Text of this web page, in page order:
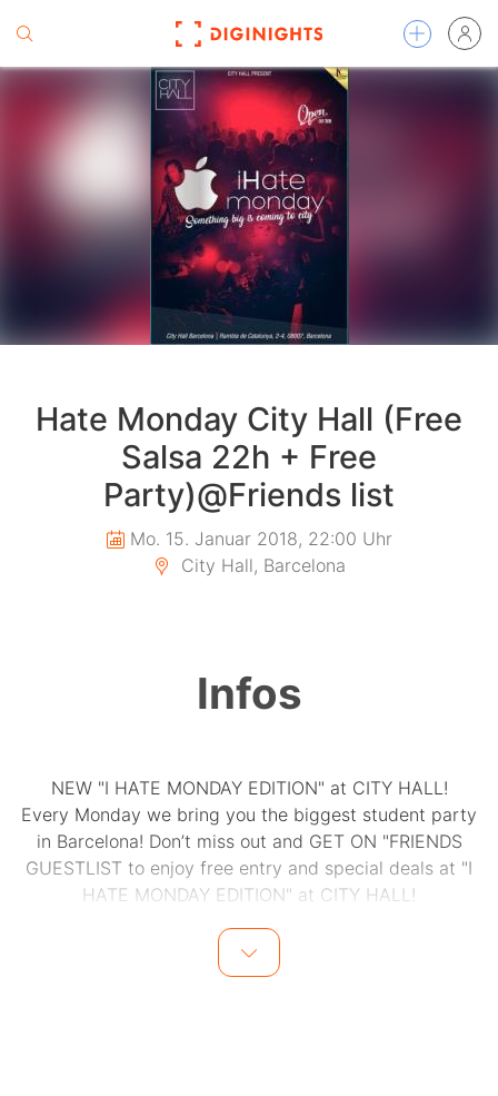
Hate Monday City Hall (Free
Salsa 22h + Free
Party)@Friends list
Mo. 15. Januar 2018, 22:00 Uhr
City Hall, Barcelona
Infos
NEW "I HATE MONDAY EDITION" at CITY HALL!
Every Monday we bring you the biggest student party
in Barcelona! Don’t miss out and GET ON "FRIENDS
GUESTLIST to enjoy free entry and special deals at "I
HATE MONDAY EDITION" at CITY HALL!
THIS MONDAY: SUMMER EDITION!